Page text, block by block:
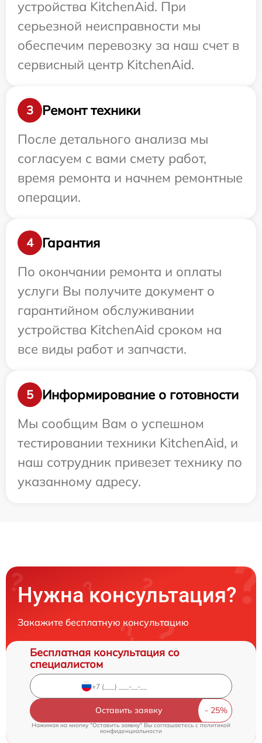
устройства KitchenAid. При
серьезной неисправности мы
обеспечим перевозку за наш счет в
сервисный центр KitchenAid.
3
Ремонт техники
После детального анализа мы
согласуем с вами смету работ,
время ремонта и начнем ремонтные
операции.
4
Гарантия
По окончании ремонта и оплаты
услуги Вы получите документ о
гарантийном обслуживании
устройства KitchenAid сроком на
все виды работ и запчасти.
5
Информирование о готовности
Мы сообщим Вам о успешном
тестировании техники KitchenAid, и
наш сотрудник привезет технику по
указанному адресу.
Нужна консультация?
Закажите бесплатную консультацию
Бесплатная консультация со
специалистом
Оставить заявку
Нажимая на кнопку "Оставить заявку" Вы соглашаетесь cполитикой
конфиденциальности